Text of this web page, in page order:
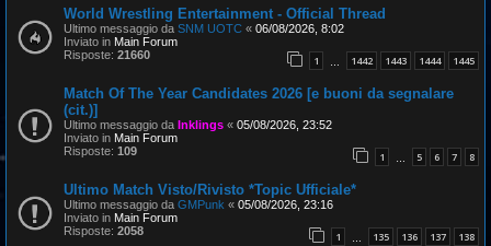
World Wrestling Entertainment - Official Thread
Ultimo messaggio da SNM UOTC « 06/08/2026, 8:02
Inviato in Main Forum
Risposte: 21660 1 … 1442 1443 1444 1445
Match Of The Year Candidates 2026 [e buoni da segnalare
(cit.)]
Ultimo messaggio da Inklings « 05/08/2026, 23:52
Inviato in Main Forum
Risposte: 109 1 … 5 6 7 8
Ultimo Match Visto/Rivisto *Topic Ufficiale*
Ultimo messaggio da GMPunk « 05/08/2026, 23:16
Inviato in Main Forum
Risposte: 2058 1 … 135 136 137 138